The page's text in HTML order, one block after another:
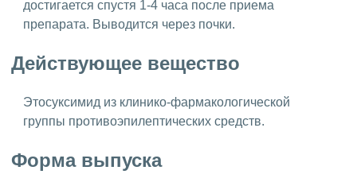
достигается спустя 1-4 часа после приема
препарата. Выводится через почки.
Действующее вещество
Этосуксимид из клинико-фармакологической
группы противоэпилептических средств.
Форма выпуска